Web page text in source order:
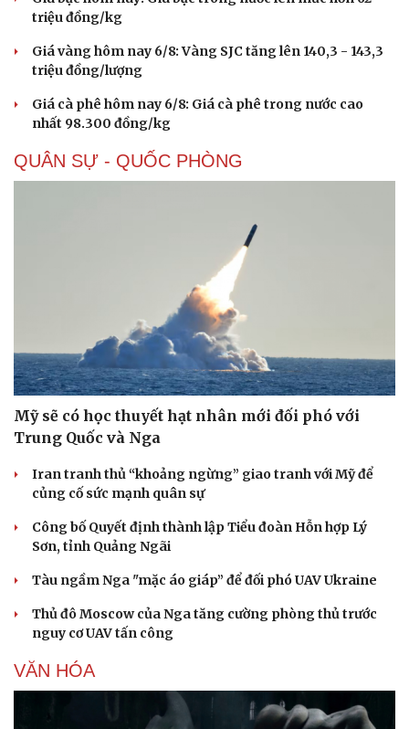
Làm đẹp - giảm cân
Phòng mạch online
Ăn sạch sống khỏe
Đời sống
Nhà đẹp
Blog
Tình yêu - Gia đình
triệu đồng/kg
Giá vàng hôm nay 6/8: Vàng SJC tăng lên 140,3 - 143,3
triệu đồng/lượng
Giá cà phê hôm nay 6/8: Giá cà phê trong nước cao
nhất 98.300 đồng/kg
QUÂN SỰ - QUỐC PHÒNG
Mỹ sẽ có học thuyết hạt nhân mới đối phó với
Trung Quốc và Nga
Iran tranh thủ “khoảng ngừng” giao tranh với Mỹ để
củng cố sức mạnh quân sự
Công bố Quyết định thành lập Tiểu đoàn Hỗn hợp Lý
Sơn, tỉnh Quảng Ngãi
Tàu ngầm Nga "mặc áo giáp” để đối phó UAV Ukraine
Thủ đô Moscow của Nga tăng cường phòng thủ trước
nguy cơ UAV tấn công
VĂN HÓA